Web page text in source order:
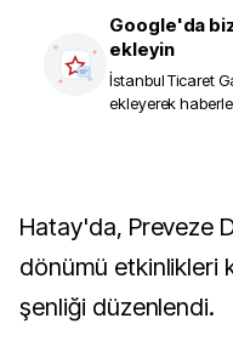
Google'da
ekleyin
İstanbul Ticaret
ekleyerek
Hatay'da, Preveze Deniz Zaferi'nin 487'nci yıl
dönümü etkinlikleri
şenliği düzenlendi.